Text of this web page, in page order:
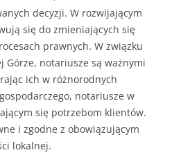
decyzji. W rozwijającym
się do zmieniających się
prawnych. W związku
Górze, notariusze są ważnymi
ich w różnorodnych
notariusze w
się potrzebom klientów.
i zgodne z obowiązującym
lokalnej.